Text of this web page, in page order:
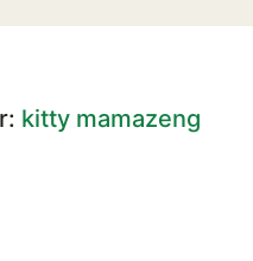
kitty mamazeng